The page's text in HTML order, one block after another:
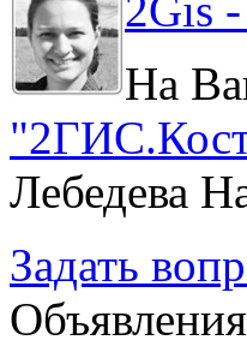
На
Лебедева
Задать
Объявления